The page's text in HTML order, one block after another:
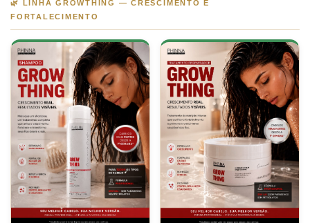
🌿 LINHA GROWTHING — CRESCIMENTO E
FORTALECIMENTO